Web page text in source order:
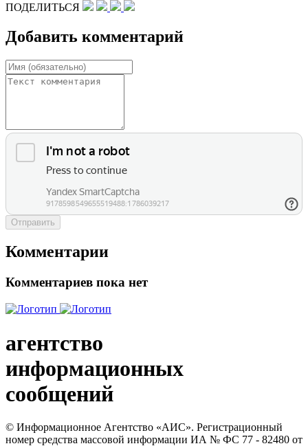
ПОДЕЛИТЬСЯ
Добавить комментарий
Отправить
Комментарии
Комментариев пока нет
агентство
информационных
сообщений
© Информационное Агентство «АИС». Регистрационный
номер средства массовой информации ИА № ФС 77 - 82480 от